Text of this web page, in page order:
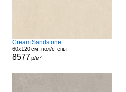
Cream Sandstone
60x120 см, пол/стены
8577 р/м²